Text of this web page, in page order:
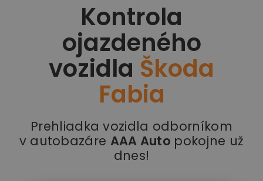
Kontrola
ojazdeného
vozidla Škoda
Fabia
Prehliadka vozidla odborníkom
v autobazáre AAA Auto pokojne už
dnes!